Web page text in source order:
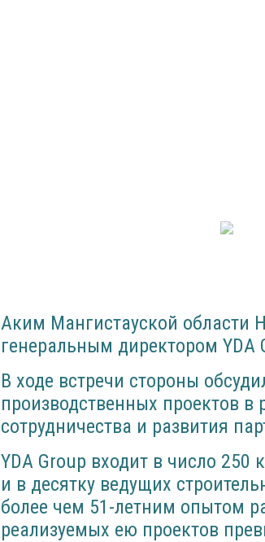
Аким Мангистауской области
генеральным директором
В ходе встречи стороны
производственных проектов
сотрудничества и развития
YDA Group входит в число
и в десятку ведущих
более чем 51-летним опытом
реализуемых ею проектов